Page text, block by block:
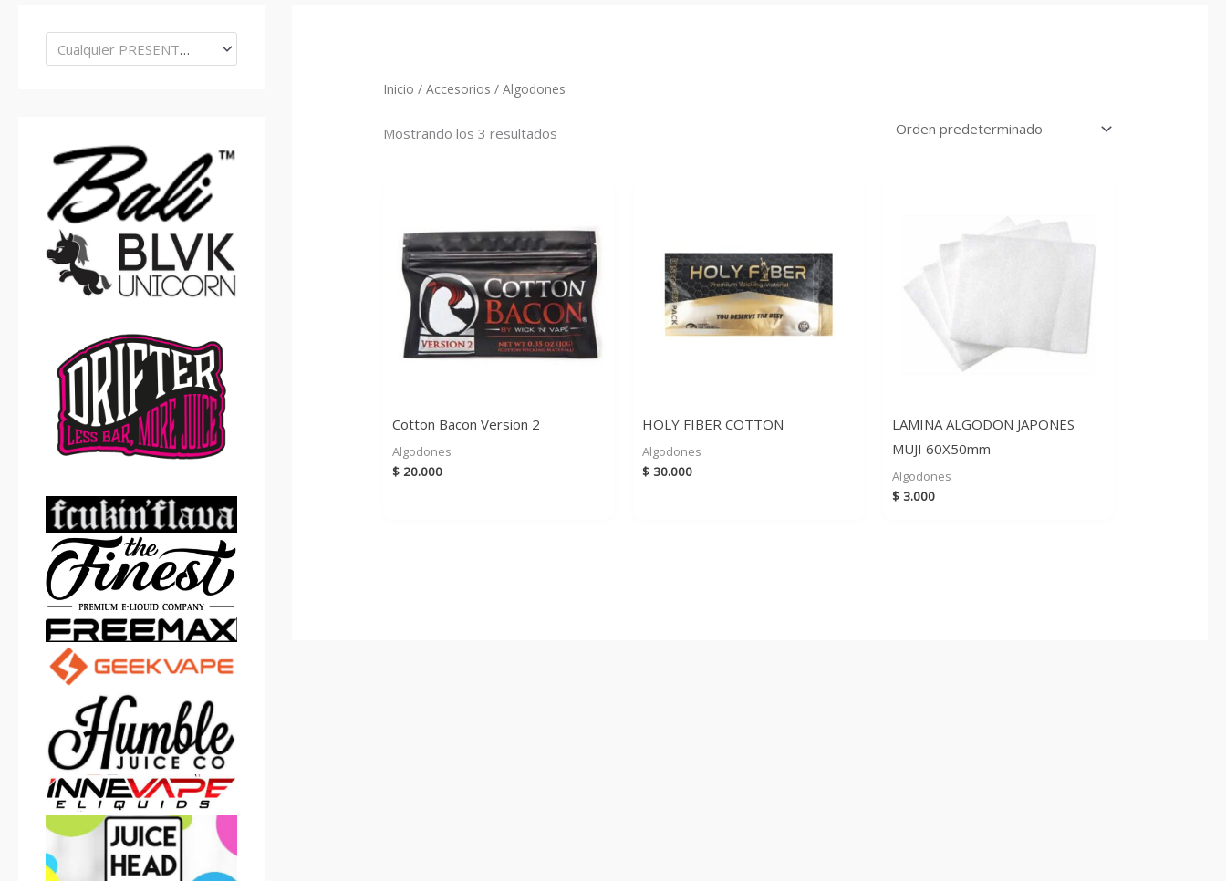
Cualquier PRESENTACIÓN
Inicio / Accesorios / Algodones
Mostrando los 3 resultados
Cotton Bacon Version 2
Algodones
$20.000
HOLY FIBER COTTON
Algodones
$30.000
LAMINA ALGODON JAPONES
MUJI 60X50mm
Algodones
$3.000